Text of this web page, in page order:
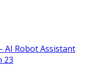
AI Robot Assistant
23